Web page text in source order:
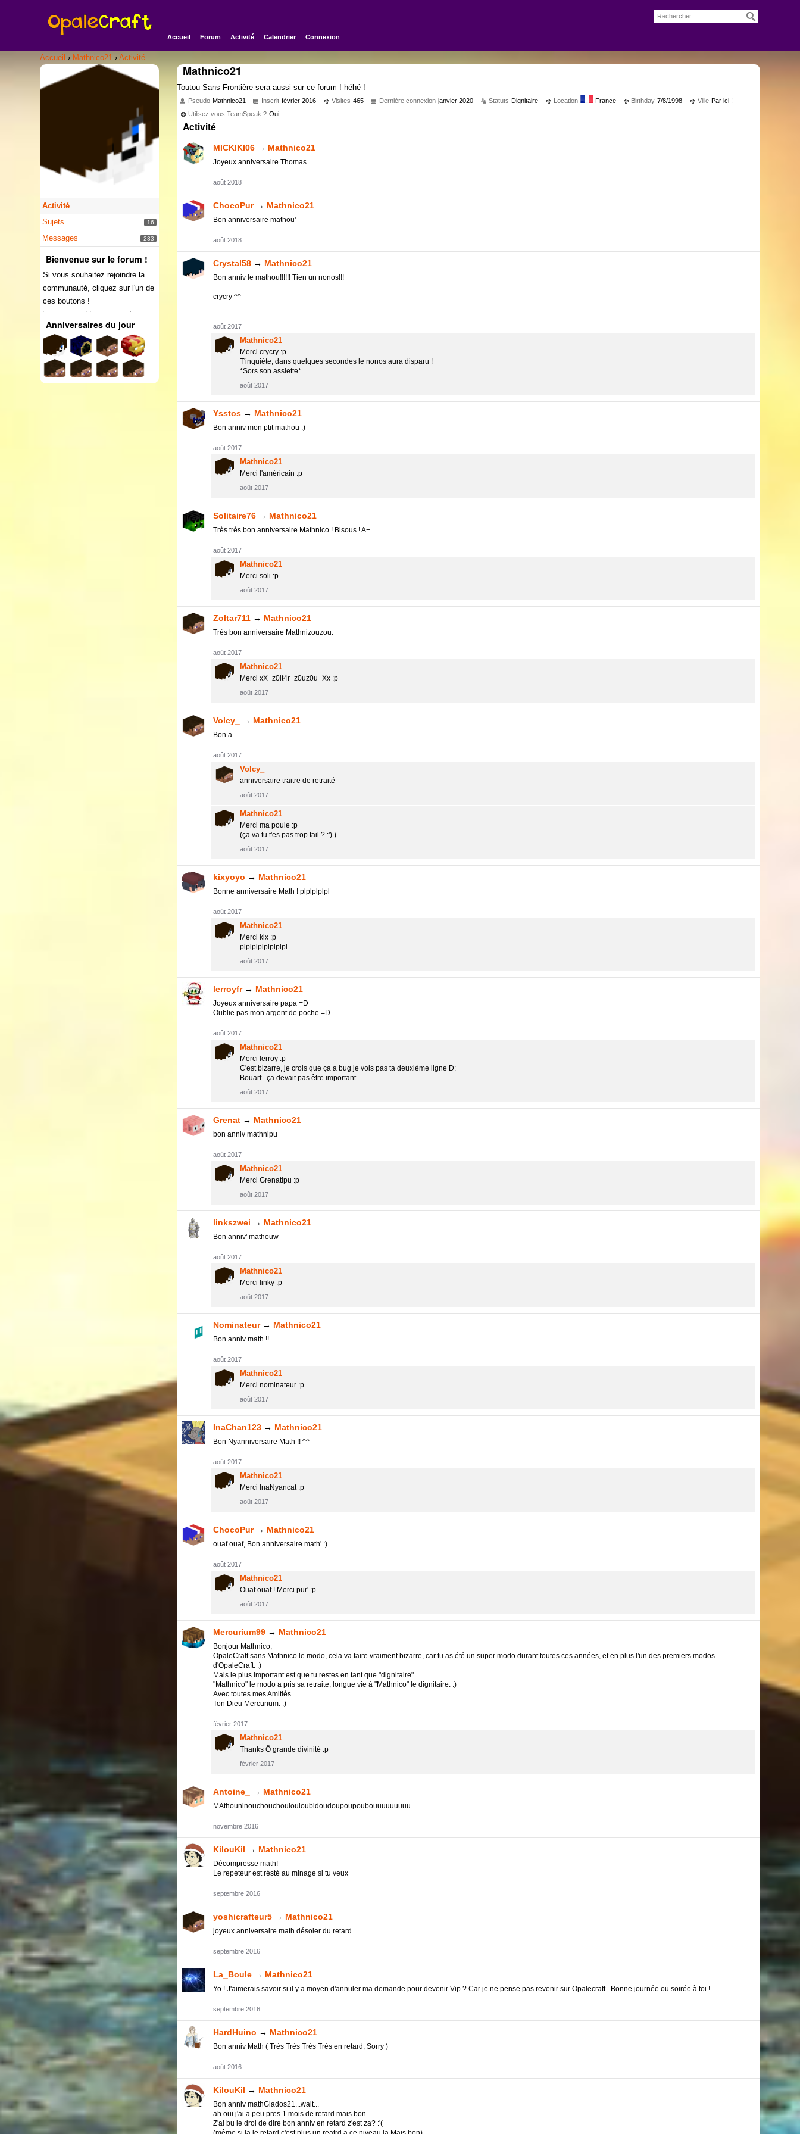
Accueil Forum Activité Calendrier Connexion
Accueil › Mathnico21 › Activité
Activité
Sujets
16
Messages 233
Bienvenue sur le forum !
Si vous souhaitez rejoindre la
communauté, cliquez sur l'un de
ces boutons !
Anniversaires du jour
Mathnico21
Toutou Sans Frontière sera aussi sur ce forum ! héhé !
Pseudo Mathnico21 Inscrit février 2016 Visites 465 Dernière connexion janvier 2020 Statuts Dignitaire Location France Birthday 7/8/1998 Ville Par ici !
Utilisez vous TeamSpeak ? Oui
Activité
MICKIKI06 → Mathnico21
Joyeux anniversaire Thomas...
août 2018
ChocoPur → Mathnico21
Bon anniversaire mathou'
août 2018
Crystal58 → Mathnico21
Bon anniv le mathou!!!!!! Tien un nonos!!!
crycry ^^
août 2017
Mathnico21
Merci crycry :p
T'inquiète, dans quelques secondes le nonos aura disparu !
*Sors son assiette*
août 2017
Ysstos → Mathnico21
Bon anniv mon ptit mathou :)
août 2017
Mathnico21
Merci l'américain :p
août 2017
Solitaire76 → Mathnico21
Très très bon anniversaire Mathnico ! Bisous ! A+
août 2017
Mathnico21
Merci soli :p
août 2017
Zoltar711 → Mathnico21
Très bon anniversaire Mathnizouzou.
août 2017
Mathnico21
Merci xX_z0lt4r_z0uz0u_Xx :p
août 2017
Volcy_ → Mathnico21
Bon a
août 2017
Volcy_
anniversaire traitre de retraité
août 2017
Mathnico21
Merci ma poule :p
(ça va tu t'es pas trop fail ? :') )
août 2017
kixyoyo → Mathnico21
Bonne anniversaire Math ! plplplplpl
août 2017
Mathnico21
Merci kix :p
plplplplplplplpl
août 2017
lerroyfr → Mathnico21
Joyeux anniversaire papa =D
Oublie pas mon argent de poche =D
août 2017
Mathnico21
Merci lerroy :p
C'est bizarre, je crois que ça a bug je vois pas ta deuxième ligne D:
Bouarf.. ça devait pas être important
août 2017
Grenat → Mathnico21
bon anniv mathnipu
août 2017
Mathnico21
Merci Grenatipu :p
août 2017
linkszwei → Mathnico21
Bon anniv' mathouw
août 2017
Mathnico21
Merci linky :p
août 2017
Nominateur → Mathnico21
Bon anniv math !!
août 2017
Mathnico21
Merci nominateur :p
août 2017
InaChan123 → Mathnico21
Bon Nyanniversaire Math !! ^^
août 2017
Mathnico21
Merci InaNyancat :p
août 2017
ChocoPur → Mathnico21
ouaf ouaf, Bon anniversaire math' :)
août 2017
Mathnico21
Ouaf ouaf ! Merci pur' :p
août 2017
Mercurium99 → Mathnico21
Bonjour Mathnico,
OpaleCraft sans Mathnico le modo, cela va faire vraiment bizarre, car tu as été un super modo durant toutes ces années, et en plus l'un des premiers modos
d'OpaleCraft. :)
Mais le plus important est que tu restes en tant que "dignitaire".
"Mathnico" le modo a pris sa retraite, longue vie à "Mathnico" le dignitaire. :)
Avec toutes mes Amitiés
Ton Dieu Mercurium. :)
février 2017
Mathnico21
Thanks Ô grande divinité :p
février 2017
Antoine_ → Mathnico21
MAthouninouchouchoulouloubidoudoupoupoubouuuuuuuuu
novembre 2016
KilouKil → Mathnico21
Décompresse math!
Le repeteur est résté au minage si tu veux
septembre 2016
yoshicrafteur5 → Mathnico21
joyeux anniversaire math désoler du retard
septembre 2016
La_Boule → Mathnico21
Yo ! J'aimerais savoir si il y a moyen d'annuler ma demande pour devenir Vip ? Car je ne pense pas revenir sur Opalecraft.. Bonne journée ou soirée à toi !
septembre 2016
HardHuino → Mathnico21
Bon anniv Math ( Très Très Très Très en retard, Sorry )
août 2016
KilouKil → Mathnico21
Bon anniv mathGlados21...wait...
ah oui j'ai a peu pres 1 mois de retard mais bon...
Z'ai bu le droi de dire bon anniv en retard z'est za? :'(